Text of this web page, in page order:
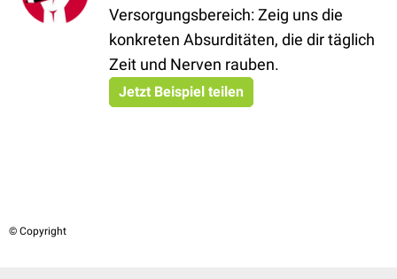
Versorgungsbereich: Zeig uns die
konkreten Absurditäten, die dir täglich
Zeit und Nerven rauben.
Jetzt Beispiel teilen
© Copyright